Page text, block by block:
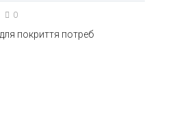
0
покриття потреб